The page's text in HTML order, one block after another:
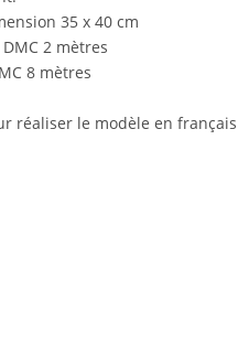
35 x 40 cm
2 mètres
8 mètres
réaliser le modèle en français